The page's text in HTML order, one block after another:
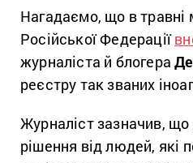
Нагадаємо, що в травні
Російської Федерації
журналіста й блогера
реєстру так званих
Журналіст зазначив, що
рішення від людей, які